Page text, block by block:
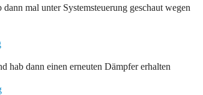
mal unter Systemsteuerung geschaut wegen
hab dann einen erneuten Dämpfer erhalten